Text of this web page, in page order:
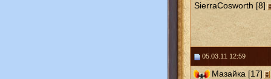
SierraCosworth [8]
05.03.11 12:59
Мазайка [17]